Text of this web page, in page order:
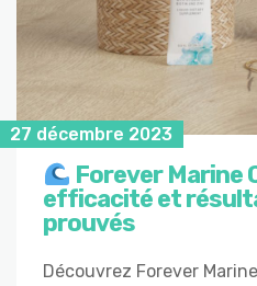
27 décembre 2023
Forever Marine
efficacité et
prouvés
Découvrez Forever